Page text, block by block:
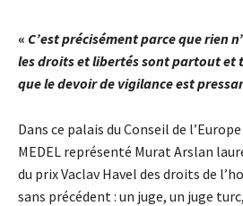
« C’est précisément parce que rien
les droits et libertés sont partout et
que le devoir de vigilance est
Dans ce palais du Conseil de
MEDEL représenté Murat Arslan
du prix Vaclav Havel des droits de
sans précédent : un juge, un juge